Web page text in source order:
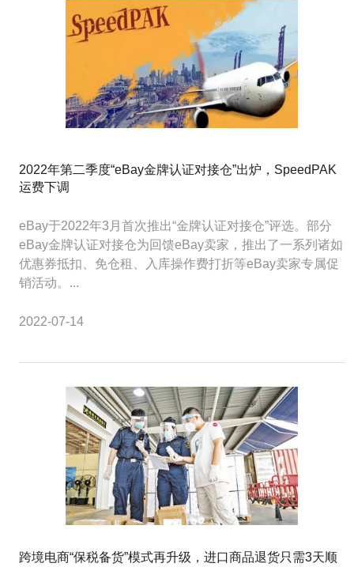
2022年第二季度“eBay金牌认证对接仓”出炉，SpeedPAK
运费下调
eBay于2022年3月首次推出“金牌认证对接仓”评选。部分
eBay金牌认证对接仓为回馈eBay卖家，推出了一系列诸如
优惠券抵扣、免仓租、入库操作费打折等eBay卖家专属促
销活动。...
2022-07-14
跨境电商“保税备货”模式再升级，进口商品退货只需3天顺